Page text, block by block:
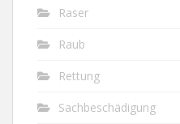
Raser
Raub
Rettung
Sachbeschädigung